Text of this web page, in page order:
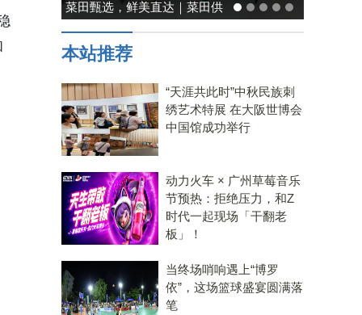
菜田甄选，鲜美直达｜菜田供
应链，重塑净菜新鲜标准
本站推荐
“天涯共此时”中秋民族刺
绣艺术特展 在大阪世博会
中国馆成功举行
动力火车 × 广州草莓音乐
节预热：拒绝压力，和Z
时代一起现场「干翻老
板」！
当终场哨响遇上“博罗
依”，这场篮球盛宴圆满落
笔